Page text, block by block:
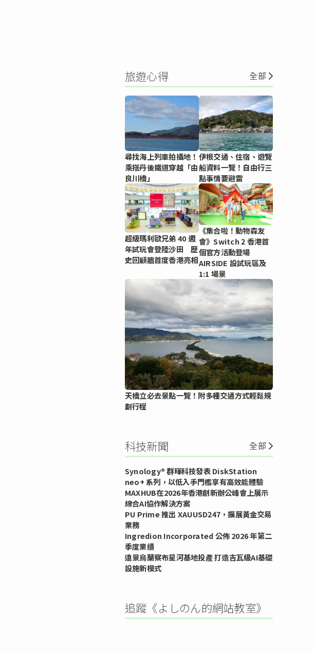
旅遊心得 全部
尋找海上列車拍攝地！
乘搭丹後鐵道穿越「由
良川橋」
伊根交通、住宿、遊覽
船資料一覽！自由行三
點事情要避雷
超級瑪利歐兄弟 40 週
年試玩會登陸沙田 歷
史回顧牆首度香港亮相
《集合啦！動物森友
會》Switch 2 香港首
個官方活動登場
AIRSIDE 設試玩區及
1:1 場景
天橋立必去景點一覽！附多種交通方式輕鬆規
劃行程
科技新聞 全部
Synology® 群暉科技發表 DiskStation
neo+ 系列，以低入手門檻享有高效能體驗
MAXHUB在2026年香港創新辦公峰會上展示
綜合AI協作解決方案
PU Prime 推出 XAUUSD247，擴展黃金交易
業務
Ingredion Incorporated 公佈 2026 年第二
季度業績
遠景烏蘭察布星河基地投產 打造吉瓦級AI基礎
設施新模式
追蹤《よしのん的網站教室》